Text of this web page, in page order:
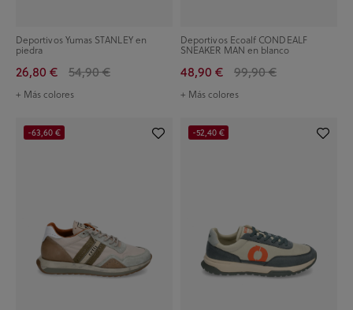
Deportivos Yumas STANLEY en
piedra
26,80 € 54,90 €
+ Más colores
Deportivos Ecoalf CONDEALF
SNEAKER MAN en blanco
48,90 € 99,90 €
+ Más colores
-63,60 € -52,40 €